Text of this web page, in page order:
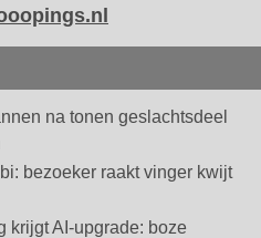
na tonen geslachtsdeel
bezoeker raakt vinger kwijt
krijgt AI-upgrade: boze